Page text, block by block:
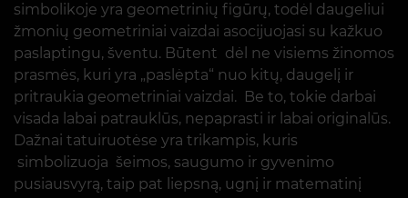
simbolikoje yra geometrinių figūrų, todėl daugeliui
žmonių geometriniai vaizdai asocijuojasi su kažkuo
paslaptingu, šventu. Būtent dėl ne visiems žinomos
prasmės, kuri yra „paslėpta“ nuo kitų, daugelį ir
pritraukia geometriniai vaizdai. Be to, tokie darbai
visada labai patrauklūs, nepaprasti ir labai originalūs.
Dažnai tatuiruotėse yra trikampis, kuris
simbolizuoja šeimos, saugumo ir gyvenimo
pusiausvyrą, taip pat liepsną, ugnį ir matematinį